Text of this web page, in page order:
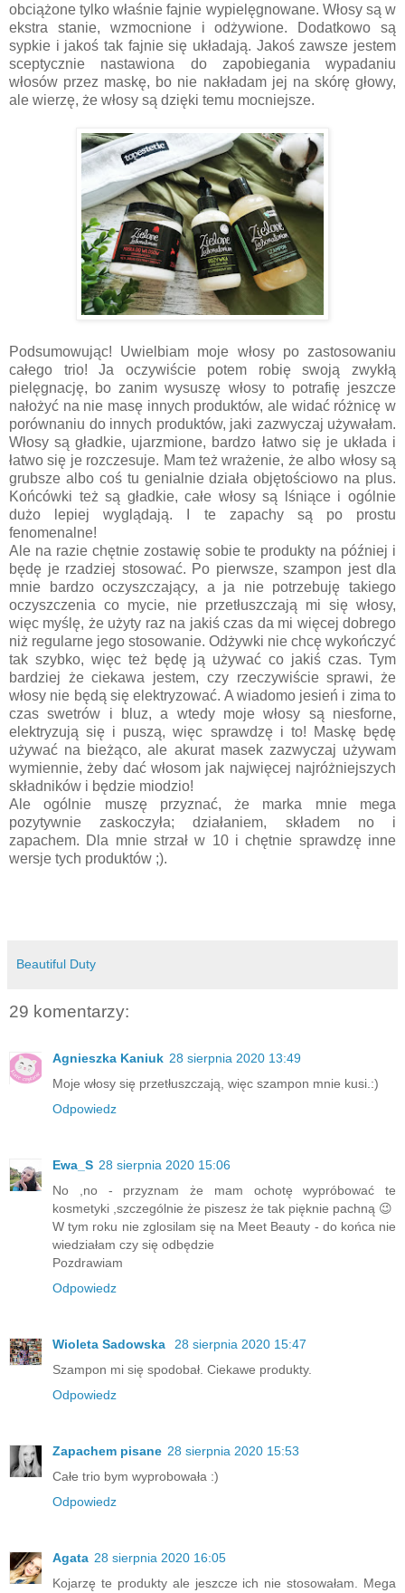
obciążone tylko właśnie fajnie wypielęgnowane. Włosy są w
ekstra stanie, wzmocnione i odżywione. Dodatkowo są
sypkie i jakoś tak fajnie się układają. Jakoś zawsze jestem
sceptycznie nastawiona do zapobiegania wypadaniu
włosów przez maskę, bo nie nakładam jej na skórę głowy,
ale wierzę, że włosy są dzięki temu mocniejsze.
Podsumowując! Uwielbiam moje włosy po zastosowaniu
całego trio! Ja oczywiście potem robię swoją zwykłą
pielęgnację, bo zanim wysuszę włosy to potrafię jeszcze
nałożyć na nie masę innych produktów, ale widać różnicę w
porównaniu do innych produktów, jaki zazwyczaj używałam.
Włosy są gładkie, ujarzmione, bardzo łatwo się je układa i
łatwo się je rozczesuje. Mam też wrażenie, że albo włosy są
grubsze albo coś tu genialnie działa objętościowo na plus.
Końcówki też są gładkie, całe włosy są lśniące i ogólnie
dużo lepiej wyglądają. I te zapachy są po prostu
fenomenalne!
Ale na razie chętnie zostawię sobie te produkty na później i
będę je rzadziej stosować. Po pierwsze, szampon jest dla
mnie bardzo oczyszczający, a ja nie potrzebuję takiego
oczyszczenia co mycie, nie przetłuszczają mi się włosy,
więc myślę, że użyty raz na jakiś czas da mi więcej dobrego
niż regularne jego stosowanie. Odżywki nie chcę wykończyć
tak szybko, więc też będę ją używać co jakiś czas. Tym
bardziej że ciekawa jestem, czy rzeczywiście sprawi, że
włosy nie będą się elektryzować. A wiadomo jesień i zima to
czas swetrów i bluz, a wtedy moje włosy są niesforne,
elektryzują się i puszą, więc sprawdzę i to! Maskę będę
używać na bieżąco, ale akurat masek zazwyczaj używam
wymiennie, żeby dać włosom jak najwięcej najróżniejszych
składników i będzie miodzio!
Ale ogólnie muszę przyznać, że marka mnie mega
pozytywnie zaskoczyła; działaniem, składem no i
zapachem. Dla mnie strzał w 10 i chętnie sprawdzę inne
wersje tych produktów ;).
Beautiful Duty
29 komentarzy:
Agnieszka Kaniuk 28 sierpnia 2020 13:49
Moje włosy się przetłuszczają, więc szampon mnie kusi.:)
Odpowiedz
Ewa_S 28 sierpnia 2020 15:06
No ,no - przyznam że mam ochotę wypróbować te
kosmetyki ,szczególnie że piszesz że tak pięknie pachną 😉
W tym roku nie zglosilam się na Meet Beauty - do końca nie
wiedziałam czy się odbędzie
Pozdrawiam
Odpowiedz
Wioleta Sadowska
28 sierpnia 2020 15:47
Szampon mi się spodobał. Ciekawe produkty.
Odpowiedz
Zapachem pisane 28 sierpnia 2020 15:53
Całe trio bym wyprobowała :)
Odpowiedz
Agata 28 sierpnia 2020 16:05
Kojarzę te produkty ale jeszcze ich nie stosowałam. Mega